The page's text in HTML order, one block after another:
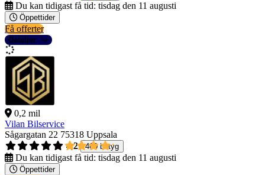
Du kan tidigast få tid: tisdag den 11 augusti
Öppettider
Få offerter
Detaljer
0,2 mil
Vilan Bilservice
Sågargatan 22 75318 Uppsala
4,2
460 betyg
Du kan tidigast få tid: tisdag den 11 augusti
Öppettider